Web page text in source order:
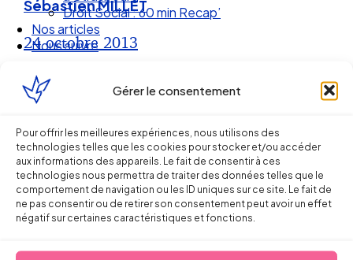
Gérer le consentement
Pour offrir les meilleures expériences, nous utilisons des
technologies telles que les cookies pour stocker et/ou accéder
aux informations des appareils. Le fait de consentir à ces
technologies nous permettra de traiter des données telles que le
comportement de navigation ou les ID uniques sur ce site. Le fait de
ne pas consentir ou de retirer son consentement peut avoir un effet
négatif sur certaines caractéristiques et fonctions.
Droit Social : 60 min Recap’
Nos articles
Nous suivre
Sébastien MILLET
24 octobre 2013